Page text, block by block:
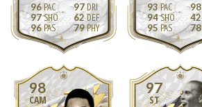
96
97
96
97
62
79
93
94
95
98
42
78
98
CAM
97
ST